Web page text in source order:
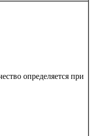
определяется при